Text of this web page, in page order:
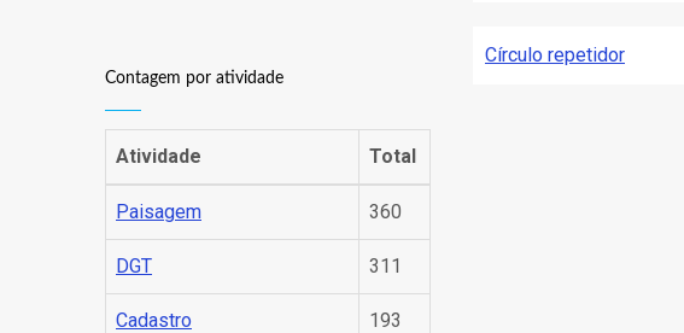
Círculo repetidor
Contagem por atividade
Atividade Total
Paisagem 360
DGT 311
Cadastro 193